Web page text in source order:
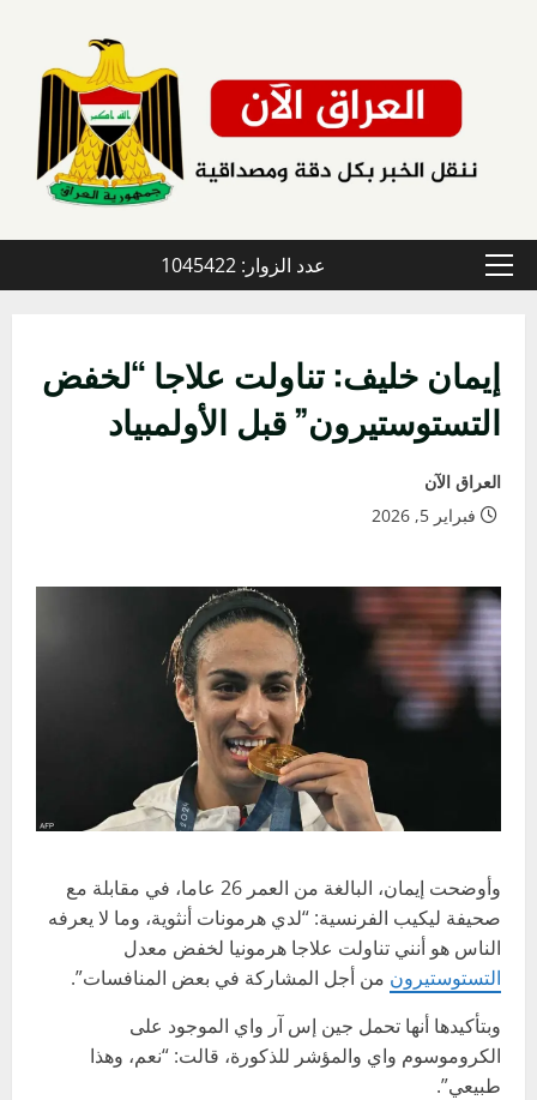
القائمة
عدد الزوار: 1045422
إيمان خليف: تناولت علاجا “لخفض
التستوستيرون” قبل الأولمبياد
العراق الآن
فبراير 5, 2026
وأوضحت إيمان، البالغة من العمر 26 عاما، في مقابلة مع
صحيفة ليكيب الفرنسية: “لدي هرمونات أنثوية، وما لا يعرفه
الناس هو أنني تناولت علاجا هرمونيا لخفض معدل
التستوستيرون من أجل المشاركة في بعض المنافسات”.
وبتأكيدها أنها تحمل جين إس آر واي الموجود على
الكروموسوم واي والمؤشر للذكورة، قالت: “نعم، وهذا
طبيعي”.